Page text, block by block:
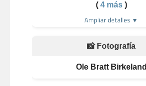
( 4 más)
Ampliar detalles ▼
📸 Fotografía
Ole Bratt Birkeland